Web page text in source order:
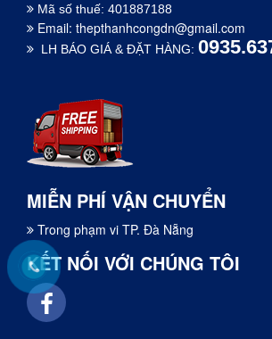
Mã số thuế: 401887188
Email: thepthanhcongdn@gmail.com
LH BÁO GIÁ & ĐẶT HÀNG:
MIỄN PHÍ VẬN CHUYỂN
Trong phạm vi TP. Đà Nẵng
KẾT NỐI VỚI CHÚNG TÔI